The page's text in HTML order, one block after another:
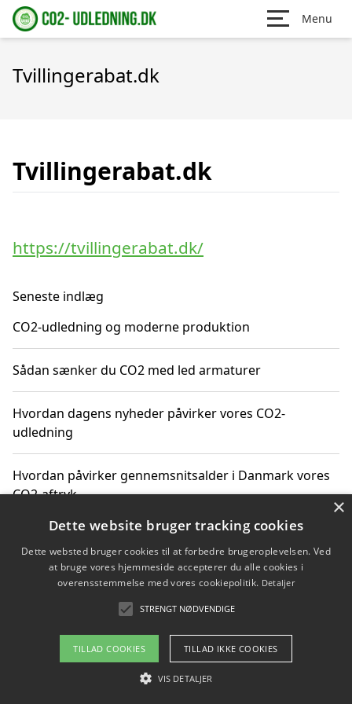
Menu
Tvillingerabat.dk
Tvillingerabat.dk
https://tvillingerabat.dk/
Seneste indlæg
CO2-udledning og moderne produktion
Sådan sænker du CO2 med led armaturer
Hvordan dagens nyheder påvirker vores CO2-
udledning
Hvordan påvirker gennemsnitsalder i Danmark vores
CO2-aftryk
Hvordan nyheder om CO2-udledning påvirker vores
hverdag
Om / kontakt
Blog Betingelser
×
Dette website bruger tracking cookies
Dette websted bruger cookies til at forbedre brugeroplevelsen. Ved
at bruge vores hjemmeside accepterer du alle cookies i
overensstemmelse med vores cookiepolitik. Detaljer
STRENGT NØDVENDIGE
TILLAD COOKIES TILLAD IKKE COOKIES
VIS DETALJER